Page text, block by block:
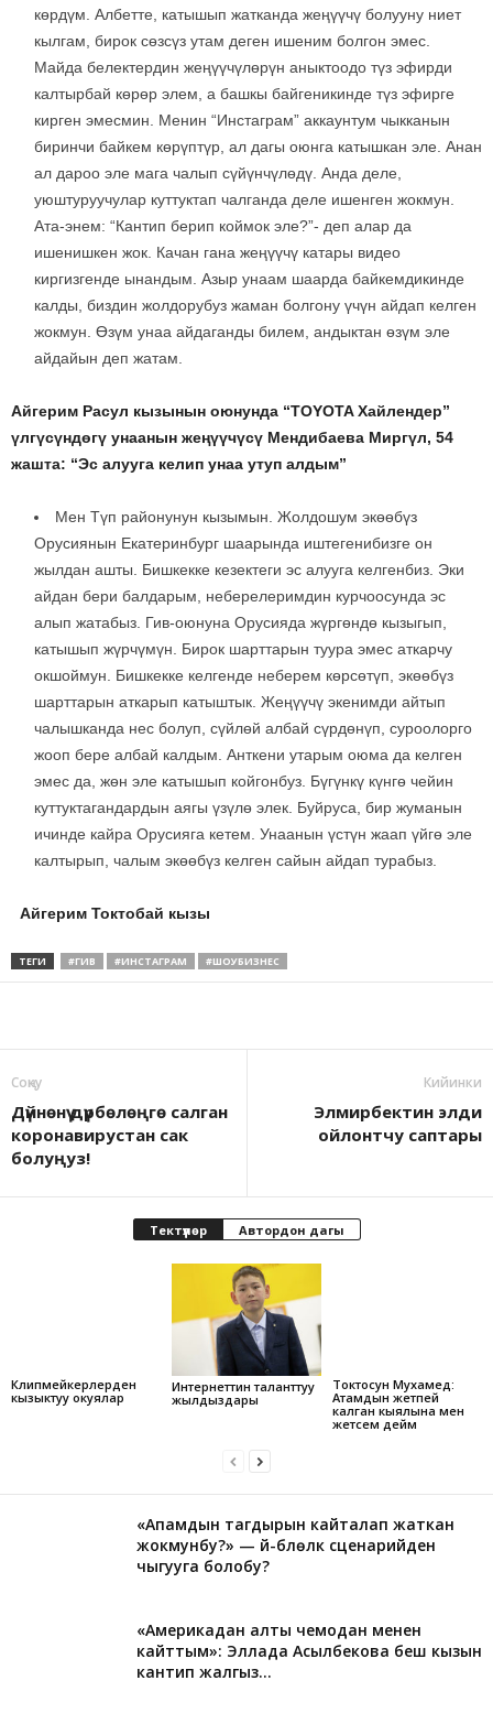
көрдүм. Албетте, катышып жатканда жеңүүчү болууну ниет
кылгам, бирок сөзсүз утам деген ишеним болгон эмес.
Майда белектердин жеңүүчүлөрүн аныктоодо түз эфирди
калтырбай көрөр элем, а башкы байгеникинде түз эфирге
кирген эмесмин. Менин “Инстаграм” аккаунтум чыкканын
биринчи байкем көрүптүр, ал дагы оюнга катышкан эле. Анан
ал дароо эле мага чалып сүйүнчүлөдү. Анда деле,
уюштуруучулар куттуктап чалганда деле ишенген жокмун.
Ата-энем: “Кантип берип коймок эле?”- деп алар да
ишенишкен жок. Качан гана жеңүүчү катары видео
киргизгенде ынандым. Азыр унаам шаарда байкемдикинде
калды, биздин жолдорубуз жаман болгону үчүн айдап келген
жокмун. Өзүм унаа айдаганды билем, андыктан өзүм эле
айдайын деп жатам.
Айгерим Расул кызынын оюнунда “TОYOTA Хайлендер”
үлгүсүндөгү унаанын жеңүүчүсү Мендибаева Миргүл, 54
жашта: “Эс алууга келип унаа утуп алдым”
Мен Түп районунун кызымын. Жолдошум экөөбүз
Орусиянын Екатеринбург шаарында иштегенибизге он
жылдан ашты. Бишкекке кезектеги эс алууга келгенбиз. Эки
айдан бери балдарым, неберелеримдин курчоосунда эс
алып жатабыз. Гив-оюнуна Орусияда жүргөндө кызыгып,
катышып жүрчүмүн. Бирок шарттарын туура эмес аткарчу
окшоймун. Бишкекке келгенде неберем көрсөтүп, экөөбүз
шарттарын аткарып катыштык. Жеңүүчү экенимди айтып
чалышканда нес болуп, сүйлөй албай сүрдөнүп, суроолорго
жооп бере албай калдым. Анткени утарым оюма да келген
эмес да, жөн эле катышып койгонбуз. Бүгүнкү күнгө чейин
куттуктагандардын аягы үзүлө элек. Буйруса, бир жуманын
ичинде кайра Орусияга кетем. Унаанын үстүн жаап үйгө эле
калтырып, чалым экөөбүз келген сайын айдап турабыз.
Айгерим Токтобай кызы
ТЕГИ #ГИВ #ИНСТАГРАМ #ШОУБИЗНЕС
Соӊку
Дүйнөнү дүрбөлөңгө салган
коронавирустан сак
болуңуз!
Кийинки
Элмирбектин элди
ойлонтчу саптары
Тектүүлөр Автордон дагы
Клипмейкерлерден
кызыктуу окуялар
Интернеттин таланттуу
жылдыздары
Токтосун Мухамед:
Атамдын жетпей
калган кыялына мен
жетсем дейм
«Апамдын тагдырын кайталап жаткан
жокмунбу?» — үй-бүлөлүк сценарийден
чыгууга болобу?
«Америкадан алты чемодан менен
кайттым»: Эллада Асылбекова беш кызын
кантип жалгыз...